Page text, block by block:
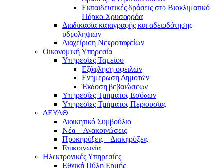
Εκπαιδευτικές δράσεις στο Βιοκλιματικό
Πάρκο Χρυσορρόα
Διαδικασία καταγραφής και αδειοδότησης
υδροληψιών
Διαχείριση Νεκροταφείων
Οικονομική Υπηρεσία
Υπηρεσίες Ταμείου
Εξόφληση οφειλών
Ενημέρωση Δημοτών
Έκδοση βεβαιώσεων
Υπηρεσίες Τμήματος Εσόδων
Υπηρεσίες Τμήματος Περιουσίας
ΔΕΥΑΘ
Διοικητικό Συμβούλιο
Νέα – Ανακοινώσεις
Προκηρύξεις – Διακηρύξεις
Επικοινωνία
Ηλεκτρονικές Υπηρεσίες
Εθνική Πύλη Ερμής